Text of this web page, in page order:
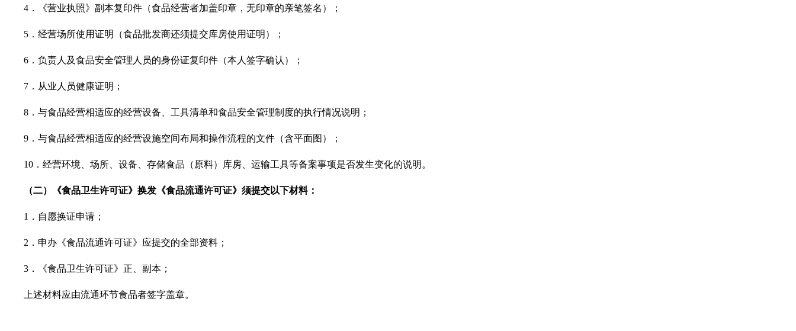
4．《营业执照》副本复印件（食品经营者加盖印章，无印章的亲笔签名）；
5．经营场所使用证明（食品批发商还须提交库房使用证明）；
6．负责人及食品安全管理人员的身份证复印件（本人签字确认）；
7．从业人员健康证明；
8．与食品经营相适应的经营设备、工具清单和食品安全管理制度的执行情况说明；
9．与食品经营相适应的经营设施空间布局和操作流程的文件（含平面图）；
10．经营环境、场所、设备、存储食品（原料）库房、运输工具等备案事项是否发生变化的说明。
（二）《食品卫生许可证》换发《食品流通许可证》须提交以下材料：
1．自愿换证申请；
2．申办《食品流通许可证》应提交的全部资料；
3．《食品卫生许可证》正、副本；
上述材料应由流通环节食品者签字盖章。